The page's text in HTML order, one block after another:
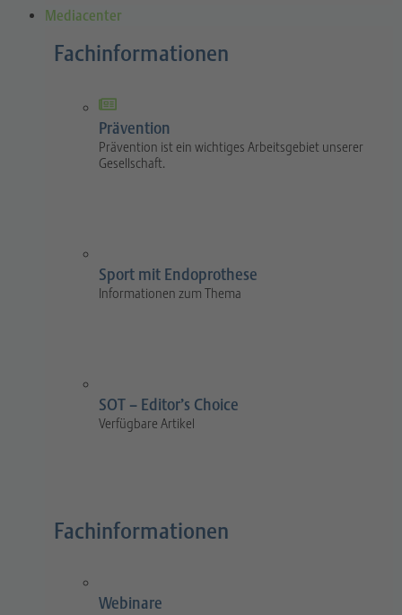
Mediacenter
Fachinformationen
Prävention
Prävention ist ein wichtiges Arbeitsgebiet unserer
Gesellschaft.
Sport mit Endoprothese
Informationen zum Thema
SOT – Editor’s Choice
Verfügbare Artikel
Fachinformationen
Webinare